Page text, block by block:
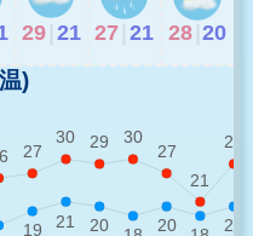
29 21 27 21 28 20
)